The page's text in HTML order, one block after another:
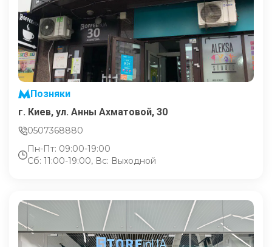
Позняки
г. Киев, ул. Анны Ахматовой, 30
0507368880
Пн-Пт: 09:00-19:00
Сб: 11:00-19:00, Вс: Выходной